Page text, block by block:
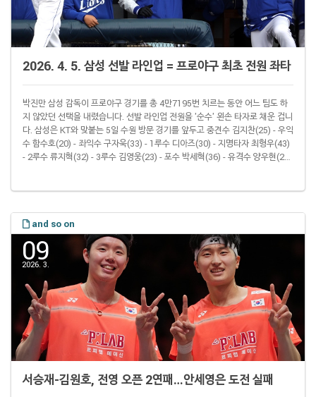
2026. 4. 5. 삼성 선발 라인업 = 프로야구 최초 전원 좌타
박진만 삼성 감독이 프로야구 경기를 총 4만7195번 치르는 동안 어느 팀도 하
지 않았던 선택을 내렸습니다. 선발 라인업 전원을 '순수' 왼손 타자로 채운 겁니
다. 삼성은 KT와 맞붙는 5일 수원 방문 경기를 앞두고 중견수 김지찬(25) - 우익
수 함수호(20) - 좌익수 구자욱(33) - 1루수 디아즈(30) - 지명타자 최형우(43)
- 2루수 류지혁(32) - 3루수 김영웅(23) - 포수 박세혁(36) - 유격수 양우현(26)
다. 삼성은 전날까지 총 281타석을 기..
and so on
09
2026. 3.
서승재-김원호, 전영 오픈 2연패…안세영은 도전 실패